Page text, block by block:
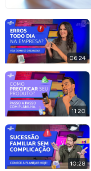
06:24
11:20
10:28